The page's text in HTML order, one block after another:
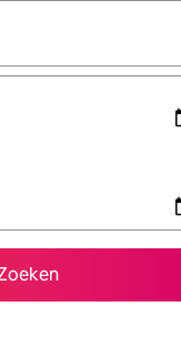
zijn, maak